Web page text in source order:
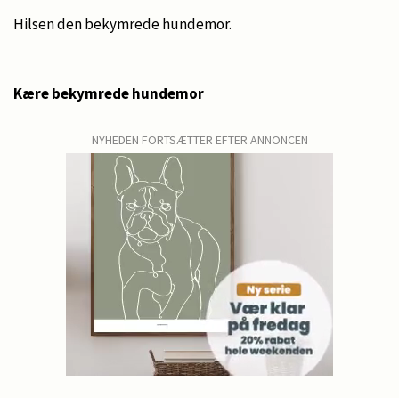
Hilsen den bekymrede hundemor.
Kære bekymrede hundemor
NYHEDEN FORTSÆTTER EFTER ANNONCEN